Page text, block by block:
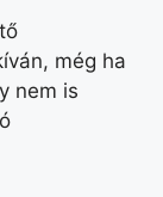
még ha
nem is